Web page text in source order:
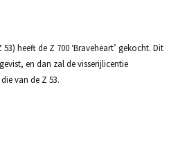
53) heeft de Z 700 ‘Braveheart’ gekocht. Dit
en dan zal de visserijlicentie
van de Z 53.